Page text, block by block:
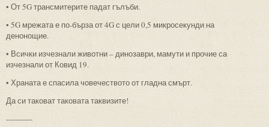
• От 5G трансмитерите падат гълъби.
• 5G мрежата е по-бърза от 4G с цели 0,5 микросекунди на
денонощие.
• Всички изчезнали животни – динозаври, мамути и прочие са
изчезнали от Ковид 19.
• Храната е спасила човечеството от гладна смърт.
Да си таковат таковата таквизите!
-----------